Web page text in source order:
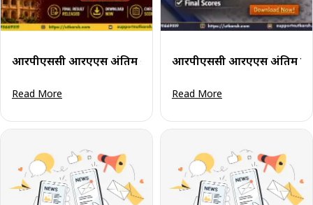
आरपीएससी आरएएस अंतिम अंक 2024 जारी: अपना स्कोरकार्ड
Read More
आरपीएससी आरएएस अंतिम
Read More